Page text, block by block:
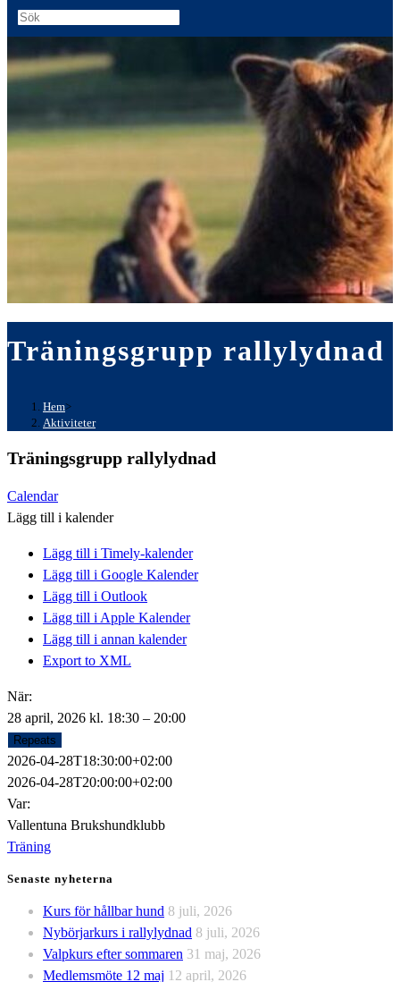
Escape
close
search
Träningsgrupp rallylydnad
Hem>
Aktiviteter
Träningsgrupp rallylydnad
Calendar
Lägg till i kalender
Lägg till i Timely-kalender
Lägg till i Google Kalender
Lägg till i Outlook
Lägg till i Apple Kalender
Lägg till i annan kalender
Export to XML
När:
28 april, 2026 kl. 18:30 – 20:00
Repeats
2026-04-28T18:30:00+02:00
2026-04-28T20:00:00+02:00
Var:
Vallentuna Brukshundklubb
Träning
Senaste nyheterna
Kurs för hållbar hund 8 juli, 2026
Nybörjarkurs i rallylydnad 8 juli, 2026
Valpkurs efter sommaren 31 maj, 2026
Medlemsmöte 12 maj 12 april, 2026